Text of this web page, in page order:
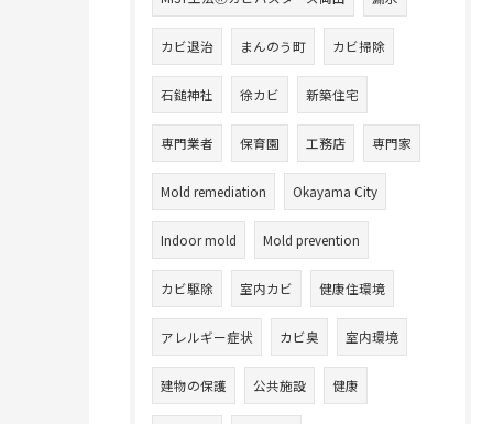
カビ退治 まんのう町 カビ掃除
石鎚神社 徐カビ 新築住宅
専門業者 保育園 工務店 専門家
Mold remediation Okayama City
Indoor mold Mold prevention
カビ駆除 室内カビ 健康住環境
アレルギー症状 カビ臭 室内環境
建物の保護 公共施設 健康